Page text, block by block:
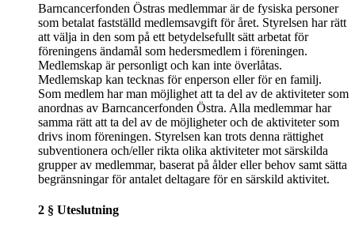
Barncancerfonden Östras medlemmar är de fysiska personer
som betalat fastställd medlemsavgift för året. Styrelsen har rätt
att välja in den som på ett betydelsefullt sätt arbetat för
föreningens ändamål som hedersmedlem i föreningen.
Medlemskap är personligt och kan inte överlåtas.
Medlemskap kan tecknas för enperson eller för en familj.
Som medlem har man möjlighet att ta del av de aktiviteter som
anordnas av Barncancerfonden Östra. Alla medlemmar har
samma rätt att ta del av de möjligheter och de aktiviteter som
drivs inom föreningen. Styrelsen kan trots denna rättighet
subventionera och/eller rikta olika aktiviteter mot särskilda
grupper av medlemmar, baserat på ålder eller behov samt sätta
begränsningar för antalet deltagare för en särskild aktivitet.
2 § Uteslutning